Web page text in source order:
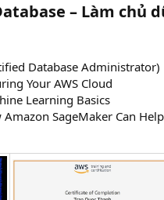
– Làm chủ
Database Administrator)
Your AWS Cloud
Learning Basics
SageMaker Can Help